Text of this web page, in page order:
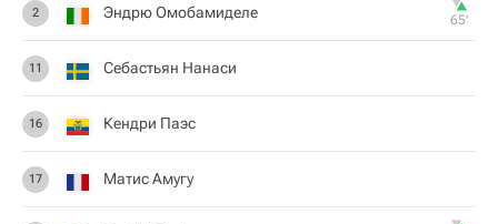
2 Эндрю Омобамиделе 65‎’‎
11 Себастьян Нанаси
16 Кендри Паэс
17 Матис Амугу